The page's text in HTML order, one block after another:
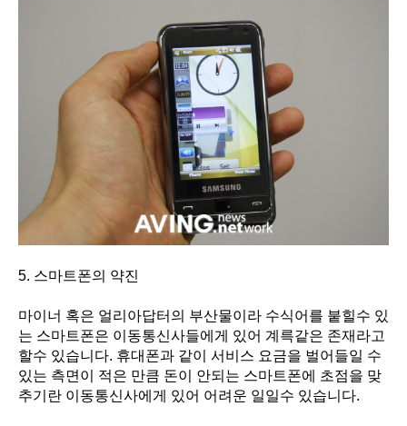
5. 스마트폰의 약진
마이너 혹은 얼리아답터의 부산물이라 수식어를 붙힐수 있
는 스마트폰은 이동통신사들에게 있어 계륵같은 존재라고
할수 있습니다. 휴대폰과 같이 서비스 요금을 벌어들일 수
있는 측면이 적은 만큼 돈이 안되는 스마트폰에 초점을 맞
추기란 이동통신사에게 있어 어려운 일일수 있습니다.